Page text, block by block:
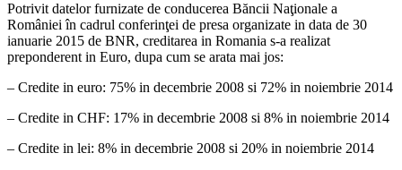
Potrivit datelor furnizate de conducerea Băncii Naţionale a
României în cadrul conferinţei de presa organizate in data de 30
ianuarie 2015 de BNR, creditarea in Romania s-a realizat
preponderent in Euro, dupa cum se arata mai jos:
– Credite in euro: 75% in decembrie 2008 si 72% in noiembrie 2014
– Credite in CHF: 17% in decembrie 2008 si 8% in noiembrie 2014
– Credite in lei: 8% in decembrie 2008 si 20% in noiembrie 2014